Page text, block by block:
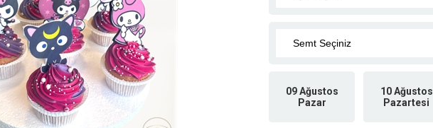
09 Ağustos
Pazar
10 Ağustos
Pazartesi